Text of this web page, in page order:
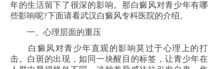
年的生活留下了很深的影响。那白癜风对青少年有哪
些影响呢?下面请看武汉白癜风专科医院的介绍。
一、心理层面的重压
白癜风对青少年直观的影响莫过于心理上的打
击。白斑的出现，如同一块醒目的标签，让青少年在